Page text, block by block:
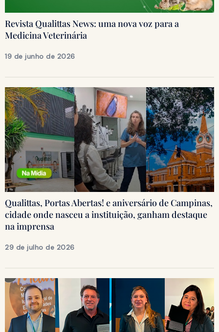
Revista Qualittas News: uma nova voz para a
Medicina Veterinária
19 de junho de 2026
Qualittas, Portas Abertas! e aniversário de Campinas,
cidade onde nasceu a instituição, ganham destaque
na imprensa
29 de julho de 2026